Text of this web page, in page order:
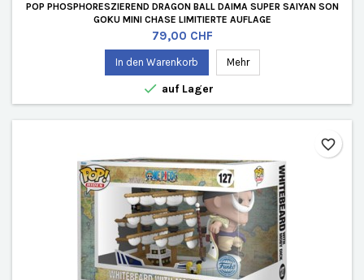
POP PHOSPHORESZIEREND DRAGON BALL DAIMA SUPER SAIYAN SON
GOKU MINI CHASE LIMITIERTE AUFLAGE
Preis
79,00 CHF
In den Warenkorb Mehr
 auf Lager
favorite_border